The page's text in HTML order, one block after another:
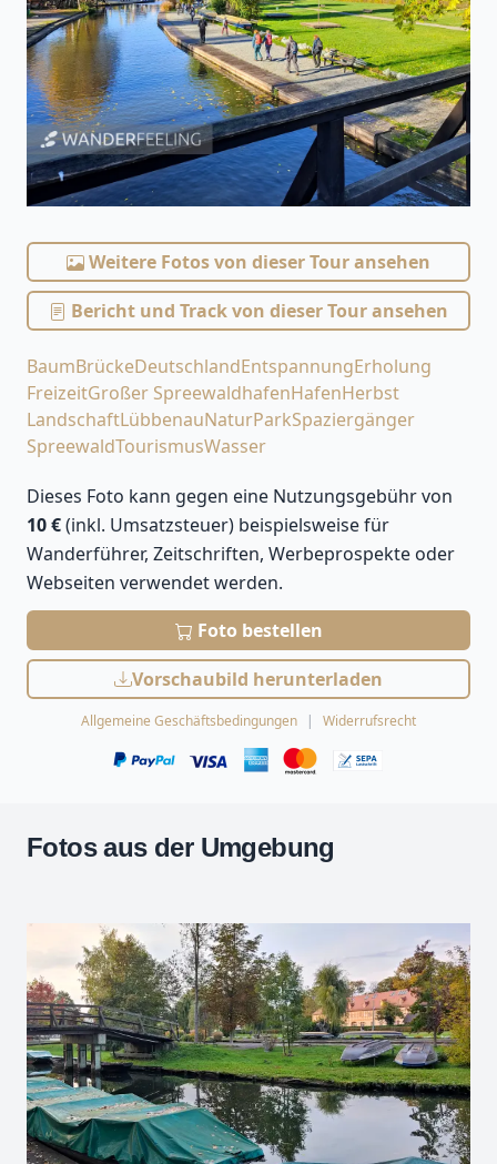
Weitere Fotos von dieser Tour ansehen
Bericht und Track von dieser Tour ansehen
BaumBrückeDeutschlandEntspannungErholung
FreizeitGroßer SpreewaldhafenHafenHerbst
LandschaftLübbenauNaturParkSpaziergänger
SpreewaldTourismusWasser
Dieses Foto kann gegen eine Nutzungsgebühr von
10 €(inkl. Umsatzsteuer) beispielsweise für
Wanderführer, Zeitschriften, Werbeprospekte oder
Webseiten verwendet werden.
Foto bestellen
Vorschaubild herunterladen
Allgemeine Geschäftsbedingungen Widerrufsrecht
Fotos aus der Umgebung
−